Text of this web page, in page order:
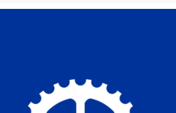
auf.
gewählt
werden